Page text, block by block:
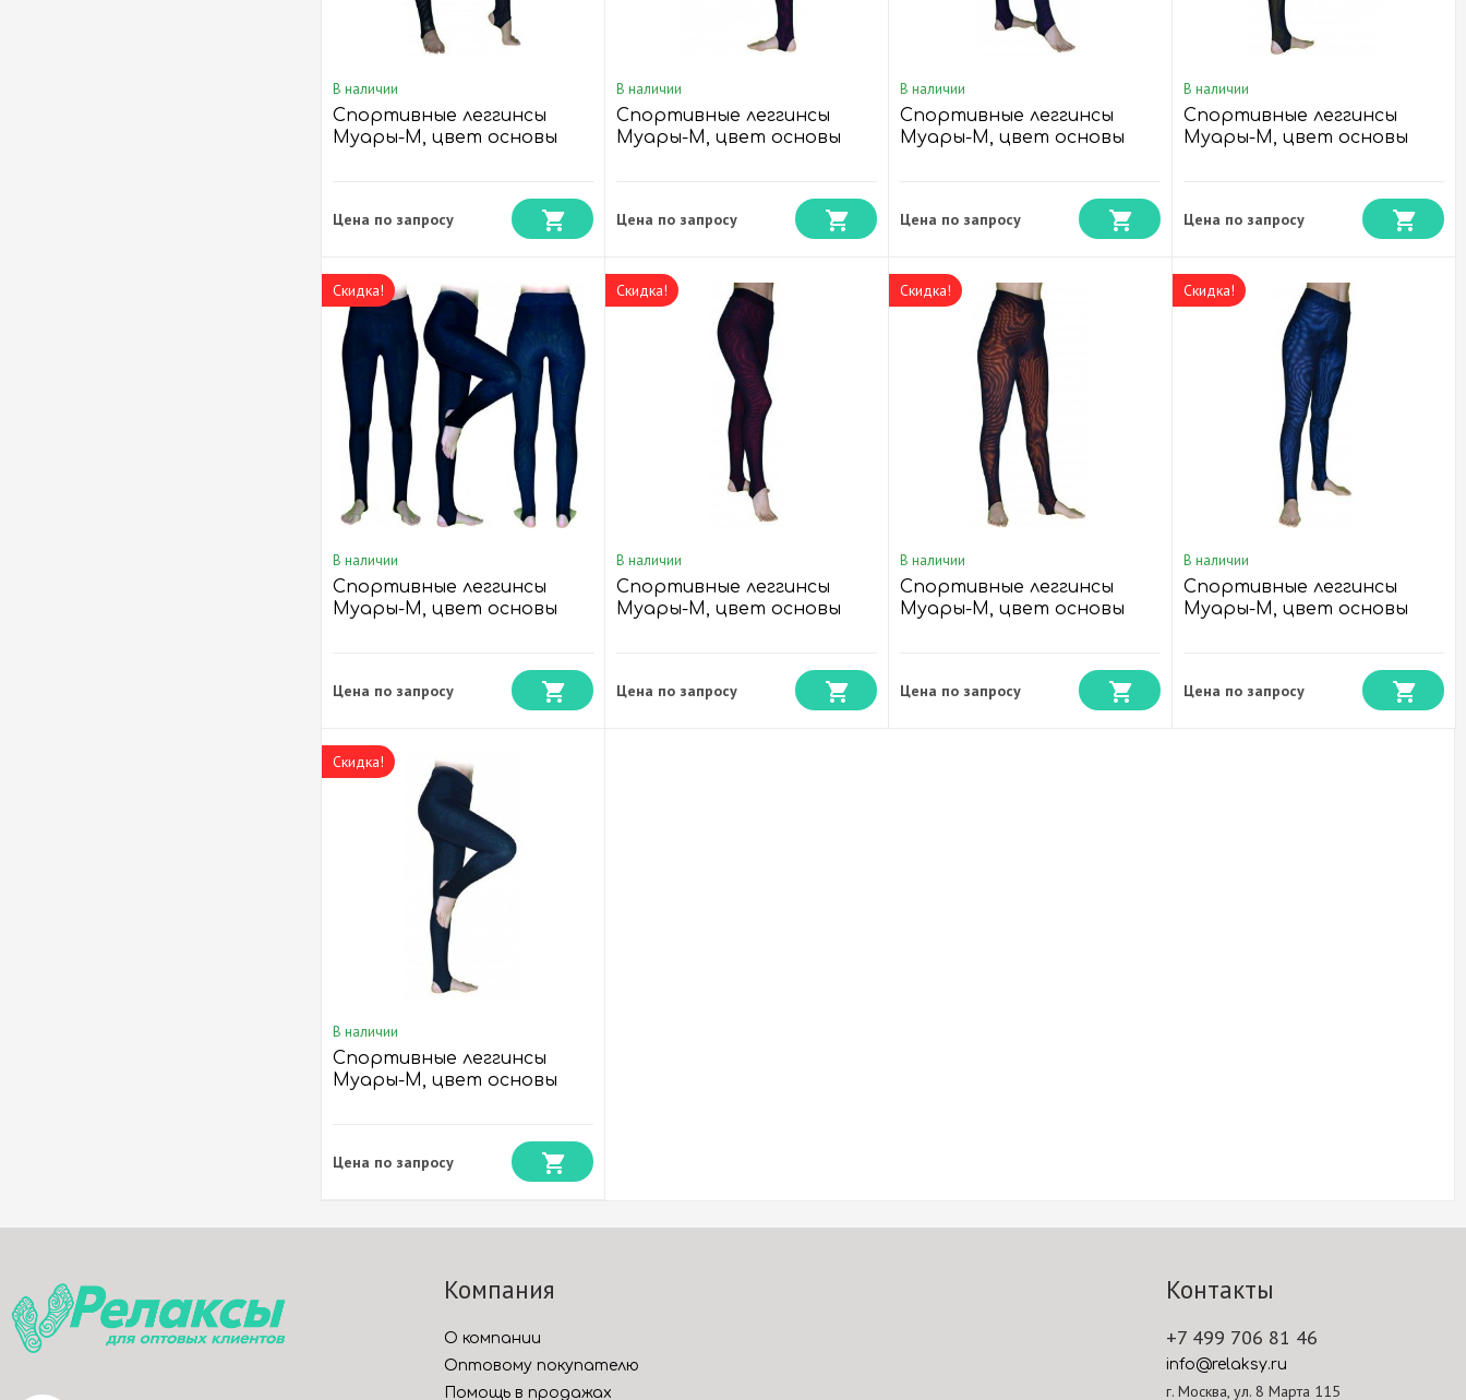
В наличии
Спортивные леггинсы
Муары-М, цвет основы
Цена по запросу
В наличии
Спортивные леггинсы
Муары-М, цвет основы
Цена по запросу
В наличии
Спортивные леггинсы
Муары-М, цвет основы
Цена по запросу
В наличии
Спортивные леггинсы
Муары-М, цвет основы
Цена по запросу
Скидка!
В наличии
Спортивные леггинсы
Муары-М, цвет основы
Цена по запросу
Скидка!
В наличии
Спортивные леггинсы
Муары-М, цвет основы
Цена по запросу
Скидка!
В наличии
Спортивные леггинсы
Муары-М, цвет основы
Цена по запросу
Скидка!
В наличии
Спортивные леггинсы
Муары-М, цвет основы
Цена по запросу
Скидка!
В наличии
Спортивные леггинсы
Муары-М, цвет основы
Цена по запросу
Компания
О компании
Оптовому покупателю
Помощь в продажах
Контакты
+7 499 706 81 46
info@relaksy.ru
г. Москва, ул. 8 Марта 115